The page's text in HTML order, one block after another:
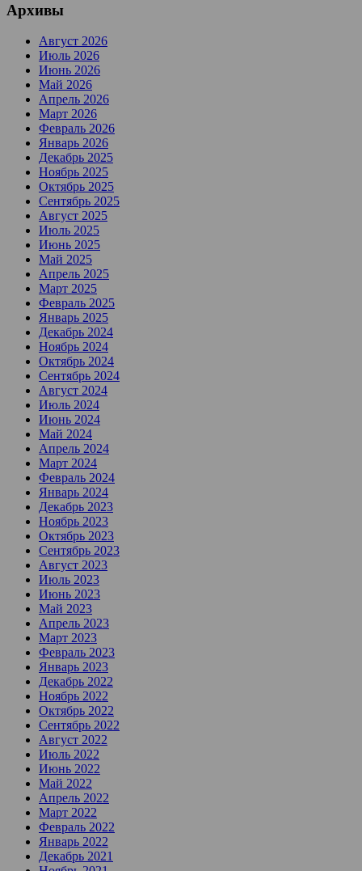
Архивы
Август 2026
Июль 2026
Июнь 2026
Май 2026
Апрель 2026
Март 2026
Февраль 2026
Январь 2026
Декабрь 2025
Ноябрь 2025
Октябрь 2025
Сентябрь 2025
Август 2025
Июль 2025
Июнь 2025
Май 2025
Апрель 2025
Март 2025
Февраль 2025
Январь 2025
Декабрь 2024
Ноябрь 2024
Октябрь 2024
Сентябрь 2024
Август 2024
Июль 2024
Июнь 2024
Май 2024
Апрель 2024
Март 2024
Февраль 2024
Январь 2024
Декабрь 2023
Ноябрь 2023
Октябрь 2023
Сентябрь 2023
Август 2023
Июль 2023
Июнь 2023
Май 2023
Апрель 2023
Март 2023
Февраль 2023
Январь 2023
Декабрь 2022
Ноябрь 2022
Октябрь 2022
Сентябрь 2022
Август 2022
Июль 2022
Июнь 2022
Май 2022
Апрель 2022
Март 2022
Февраль 2022
Январь 2022
Декабрь 2021